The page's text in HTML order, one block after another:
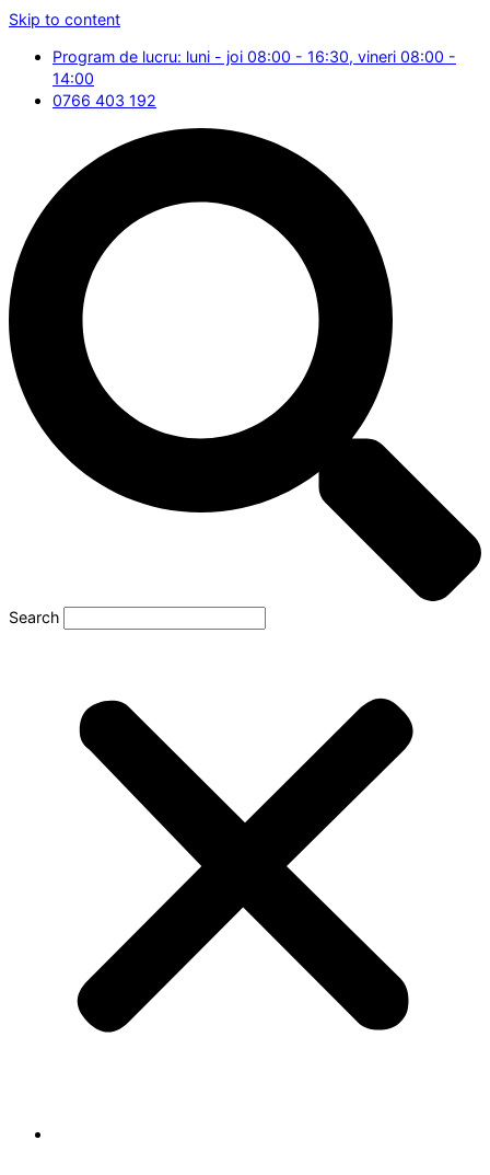
Skip to content
Program de lucru: luni - joi 08:00 - 16:30, vineri 08:00 -
14:00
0766 403 192
Search